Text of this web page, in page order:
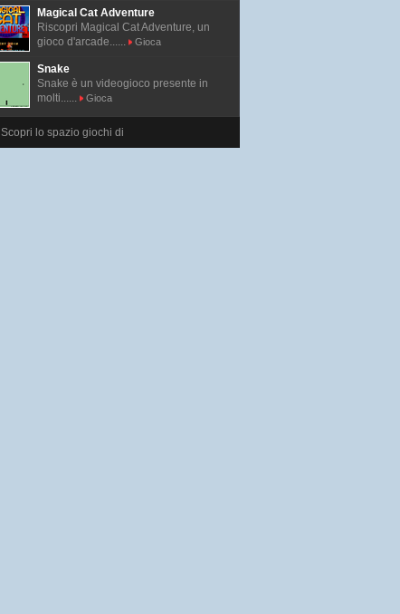
Magical Cat Adventure
Riscopri Magical Cat Adventure, un
gioco d'arcade......
Gioca
Snake
Snake è un videogioco presente in
molti......
Gioca
Scopri lo spazio giochi di